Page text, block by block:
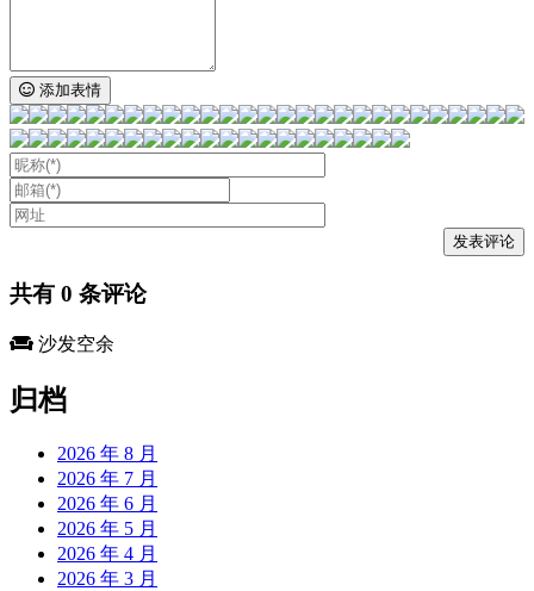
添加表情
共有 0 条评论
沙发空余
归档
2026 年 8 月
2026 年 7 月
2026 年 6 月
2026 年 5 月
2026 年 4 月
2026 年 3 月